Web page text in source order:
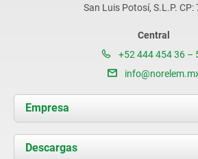
San Luis Potosí, S.L.P. CP:
Central
+52 444 454 36 –
Empresa
Acerca de nosotros
Descargas